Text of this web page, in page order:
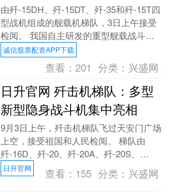
由歼-15DH、歼-15DT、歼-35和歼-15T四
型战机组成的舰载机梯队，3日上午接受
检阅。 我国自主研发的重型舰载战斗机
歼-15T，适配电磁弹射系统，具备弹....
诚信股票配资APP下载
查看：201 分类： 兴盛网
日升官网 歼击机梯队：多型
新型隐身战斗机集中亮相
9月3日上午，歼击机梯队飞过天安门广场
上空，接受祖国和人民检阅。 梯队由
歼-16D、歼-20、歼-20A、歼-20S、
歼-35A组成。 作为我国自主研制的新型
隐....
日升官网 查看： 155 分类： 兴盛网